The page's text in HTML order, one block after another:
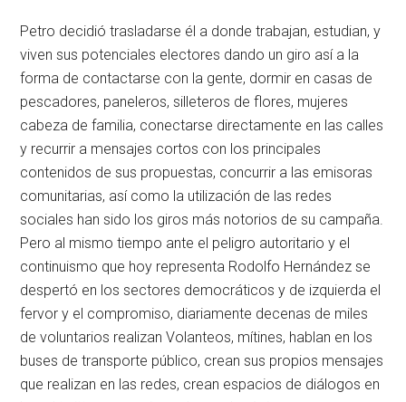
Petro decidió trasladarse él a donde trabajan, estudian, y
viven sus potenciales electores dando un giro así a la
forma de contactarse con la gente, dormir en casas de
pescadores, paneleros, silleteros de flores, mujeres
cabeza de familia, conectarse directamente en las calles
y recurrir a mensajes cortos con los principales
contenidos de sus propuestas, concurrir a las emisoras
comunitarias, así como la utilización de las redes
sociales han sido los giros más notorios de su campaña.
Pero al mismo tiempo ante el peligro autoritario y el
continuismo que hoy representa Rodolfo Hernández se
despertó en los sectores democráticos y de izquierda el
fervor y el compromiso, diariamente decenas de miles
de voluntarios realizan Volanteos, mítines, hablan en los
buses de transporte público, crean sus propios mensajes
que realizan en las redes, crean espacios de diálogos en